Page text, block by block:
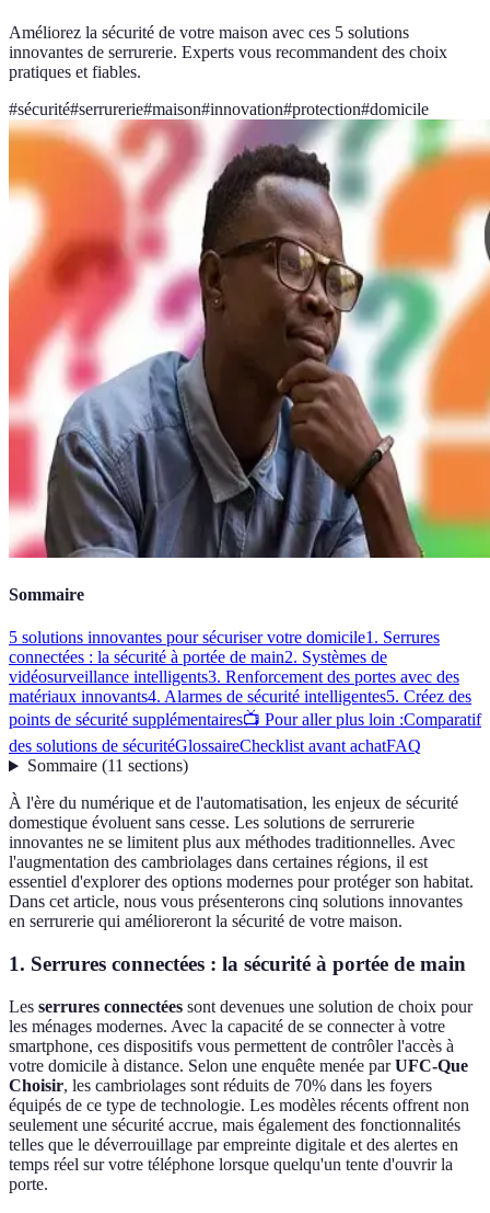
Améliorez la sécurité de votre maison avec ces 5 solutions
innovantes de serrurerie. Experts vous recommandent des choix
pratiques et fiables.
#sécurité#serrurerie#maison#innovation#protection#domicile
Sommaire
5 solutions innovantes pour sécuriser votre domicile1. Serrures
connectées : la sécurité à portée de main2. Systèmes de
vidéosurveillance intelligents3. Renforcement des portes avec des
matériaux innovants4. Alarmes de sécurité intelligentes5. Créez des
points de sécurité supplémentaires📺 Pour aller plus loin :Comparatif
des solutions de sécuritéGlossaireChecklist avant achatFAQ
Sommaire(11 sections)
À l'ère du numérique et de l'automatisation, les enjeux de sécurité
domestique évoluent sans cesse. Les solutions de serrurerie
innovantes ne se limitent plus aux méthodes traditionnelles. Avec
l'augmentation des cambriolages dans certaines régions, il est
essentiel d'explorer des options modernes pour protéger son habitat.
Dans cet article, nous vous présenterons cinq solutions innovantes
en serrurerie qui amélioreront la sécurité de votre maison.
1. Serrures connectées : la sécurité à portée de main
Les serrures connectées sont devenues une solution de choix pour
les ménages modernes. Avec la capacité de se connecter à votre
smartphone, ces dispositifs vous permettent de contrôler l'accès à
votre domicile à distance. Selon une enquête menée parUFC-Que
Choisir, les cambriolages sont réduits de 70% dans les foyers
équipés de ce type de technologie. Les modèles récents offrent non
seulement une sécurité accrue, mais également des fonctionnalités
telles que le déverrouillage par empreinte digitale et des alertes en
temps réel sur votre téléphone lorsque quelqu'un tente d'ouvrir la
porte.